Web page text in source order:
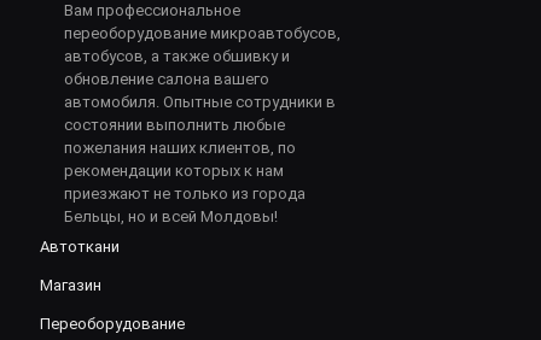
Вам профессиональное
переоборудование микроавтобусов,
автобусов, а также обшивку и
обновление салона вашего
автомобиля. Опытные сотрудники в
состоянии выполнить любые
пожелания наших клиентов, по
рекомендации которых к нам
приезжают не только из города
Бельцы, но и всей Молдовы!
Автоткани
Магазин
Переоборудование